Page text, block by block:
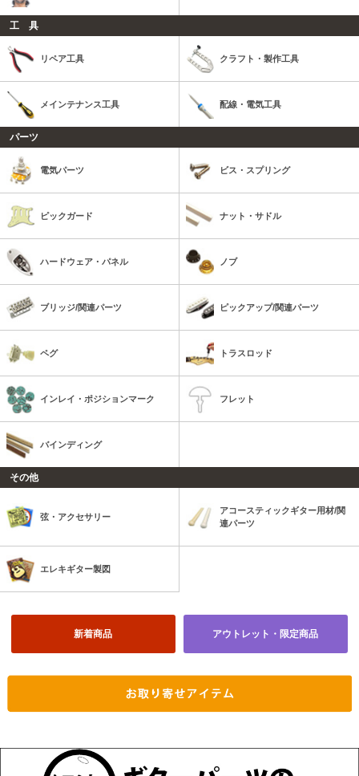
工 具
リペア工具 クラフト・製作工具
メインテナンス工具 配線・電気工具
パーツ
電気パーツ ビス・スプリング
ピックガード ナット・サドル
ハードウェア・パネル ノブ
ブリッジ/関連パーツ ピックアップ/関連パーツ
ペグ トラスロッド
インレイ・ポジションマーク フレット
バインディング
その他
弦・アクセサリー
アコースティックギター用材/関
連パーツ
エレキギター製図
新着商品 アウトレット・限定商品